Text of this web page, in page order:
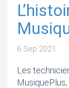
Plus >>
6 Sep 2021
Les